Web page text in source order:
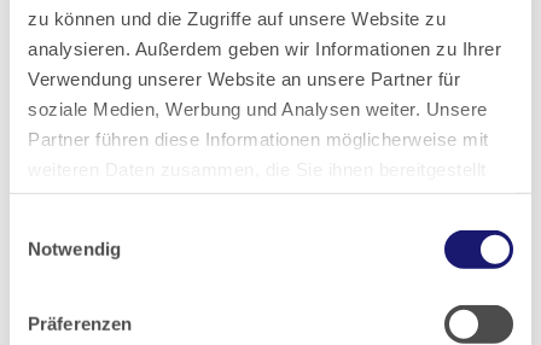
zu können und die Zugriffe auf unsere Website zu
analysieren. Außerdem geben wir Informationen zu Ihrer
Verwendung unserer Website an unsere Partner für
soziale Medien, Werbung und Analysen weiter. Unsere
Partner führen diese Informationen möglicherweise mit
haben oder die sie im Rahmen Ihrer Nutzung der Dienste
Notwendig
Präferenzen
Dr. Osama Abu Hassan
Burgstrasse 1